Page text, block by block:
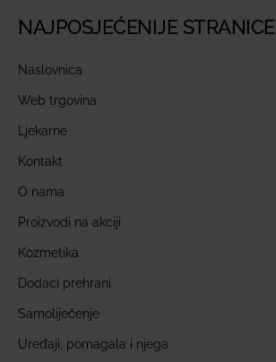
NAJPOSJEĆENIJE STRANICE
Naslovnica
Web trgovina
Ljekarne
Kontakt
O nama
Proizvodi na akciji
Kozmetika
Dodaci prehrani
Samoliječenje
Uređaji, pomagala i njega